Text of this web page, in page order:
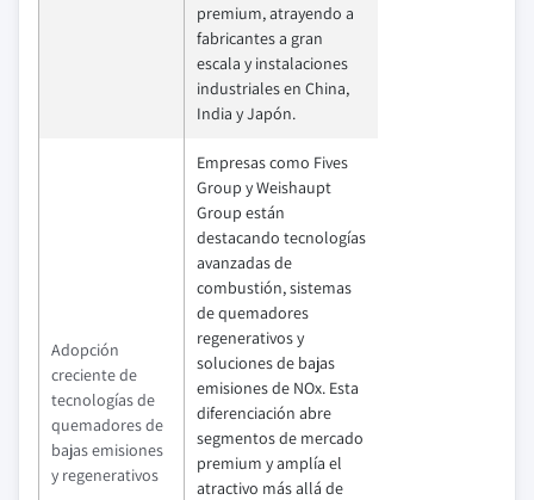
premium, atrayendo a
fabricantes a gran
escala y instalaciones
industriales en China,
India y Japón.
Adopción
creciente de
tecnologías de
quemadores de
bajas emisiones
y regenerativos
Empresas como Fives
Group y Weishaupt
Group están
destacando tecnologías
avanzadas de
combustión, sistemas
de quemadores
regenerativos y
soluciones de bajas
emisiones de NOx. Esta
diferenciación abre
segmentos de mercado
premium y amplía el
atractivo más allá de